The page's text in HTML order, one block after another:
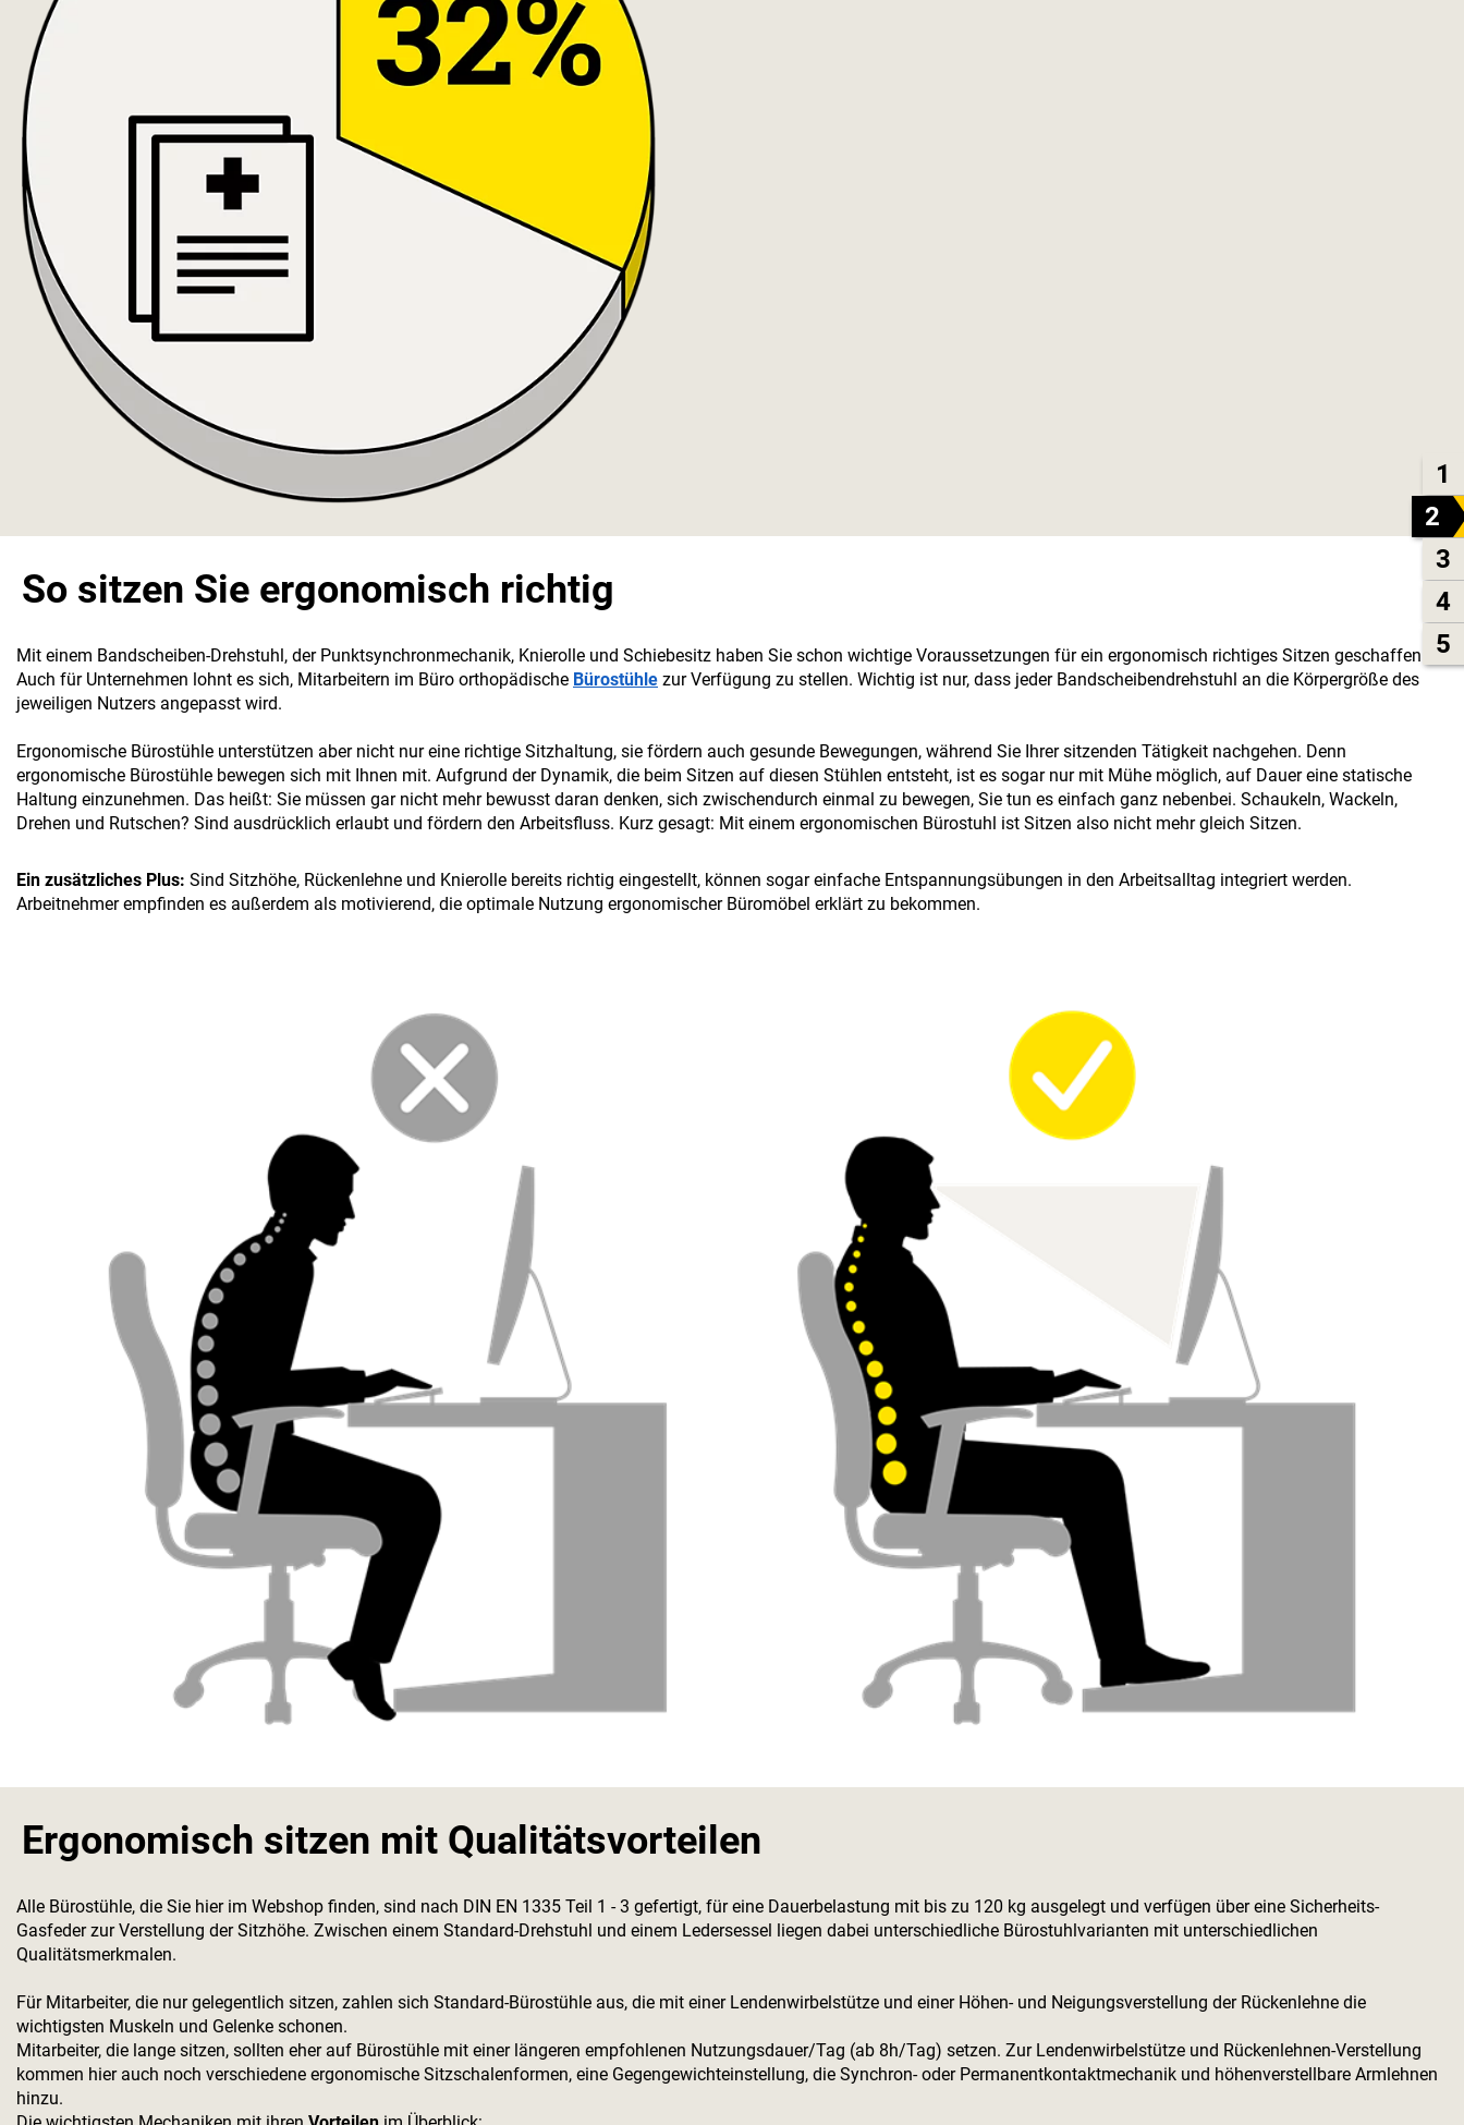
1
2
3
4
5
So sitzen Sie ergonomisch richtig
Mit einem Bandscheiben-Drehstuhl, der Punktsynchronmechanik, Knierolle und Schiebesitz haben Sie schon wichtige Voraussetzungen für ein ergonomisch richtiges Sitzen geschaffen.
Auch für Unternehmen lohnt es sich, Mitarbeitern im Büro orthopädische Bürostühle zur Verfügung zu stellen. Wichtig ist nur, dass jeder Bandscheibendrehstuhl an die Körpergröße des
jeweiligen Nutzers angepasst wird.
Ergonomische Bürostühle unterstützen aber nicht nur eine richtige Sitzhaltung, sie fördern auch gesunde Bewegungen, während Sie Ihrer sitzenden Tätigkeit nachgehen. Denn
ergonomische Bürostühle bewegen sich mit Ihnen mit. Aufgrund der Dynamik, die beim Sitzen auf diesen Stühlen entsteht, ist es sogar nur mit Mühe möglich, auf Dauer eine statische
Haltung einzunehmen. Das heißt: Sie müssen gar nicht mehr bewusst daran denken, sich zwischendurch einmal zu bewegen, Sie tun es einfach ganz nebenbei. Schaukeln, Wackeln,
Drehen und Rutschen? Sind ausdrücklich erlaubt und fördern den Arbeitsfluss. Kurz gesagt: Mit einem ergonomischen Bürostuhl ist Sitzen also nicht mehr gleich Sitzen.
Ein zusätzliches Plus: Sind Sitzhöhe, Rückenlehne und Knierolle bereits richtig eingestellt, können sogar einfache Entspannungsübungen in den Arbeitsalltag integriert werden.
Arbeitnehmer empfinden es außerdem als motivierend, die optimale Nutzung ergonomischer Büromöbel erklärt zu bekommen.
Ergonomisch sitzen mit Qualitätsvorteilen
Alle Bürostühle, die Sie hier im Webshop finden, sind nach DIN EN 1335 Teil 1 - 3 gefertigt, für eine Dauerbelastung mit bis zu 120 kg ausgelegt und verfügen über eine Sicherheits-
Gasfeder zur Verstellung der Sitzhöhe. Zwischen einem Standard-Drehstuhl und einem Ledersessel liegen dabei unterschiedliche Bürostuhlvarianten mit unterschiedlichen
Qualitätsmerkmalen.
Für Mitarbeiter, die nur gelegentlich sitzen, zahlen sich Standard-Bürostühle aus, die mit einer Lendenwirbelstütze und einer Höhen- und Neigungsverstellung der Rückenlehne die
wichtigsten Muskeln und Gelenke schonen.
Mitarbeiter, die lange sitzen, sollten eher auf Bürostühle mit einer längeren empfohlenen Nutzungsdauer/Tag (ab 8h/Tag) setzen. Zur Lendenwirbelstütze und Rückenlehnen-Verstellung
kommen hier auch noch verschiedene ergonomische Sitzschalenformen, eine Gegengewichteinstellung, die Synchron- oder Permanentkontaktmechanik und höhenverstellbare Armlehnen
hinzu.